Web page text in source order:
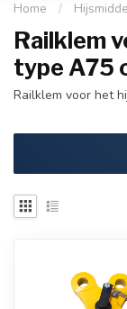
Home /
Railklem
type A75
Railklem voor het